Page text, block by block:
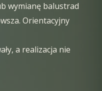
wymianę balustrad
Orientacyjny
a realizacja nie